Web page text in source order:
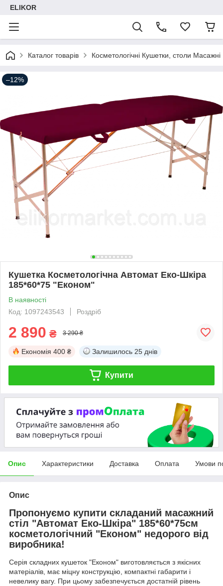
ELIKOR
Каталог товарів Косметологічні Кушетки, столи Масажні
–12%
Кушетка Косметологічна Автомат Еко-Шкіра
185*60*75 "Економ"
В наявності
Код: 1097243543
Роздріб
2 890 ₴ 3 290 ₴
Економія 400 ₴ Залишилось 25 днів
Купити
Опис Характеристики Доставка Оплата Умови
Опис
Пропонуємо купити складаний масажний
стіл "Автомат Еко-Шкіра" 185*60*75см
косметологічний "Економ" недорого від
виробника!
Серія складних кушеток "Економ" виготовляється з якісних
матеріалів, має міцну конструкцію, компактні габарити і
невелику вагу. При цьому забезпечується достатній рівень